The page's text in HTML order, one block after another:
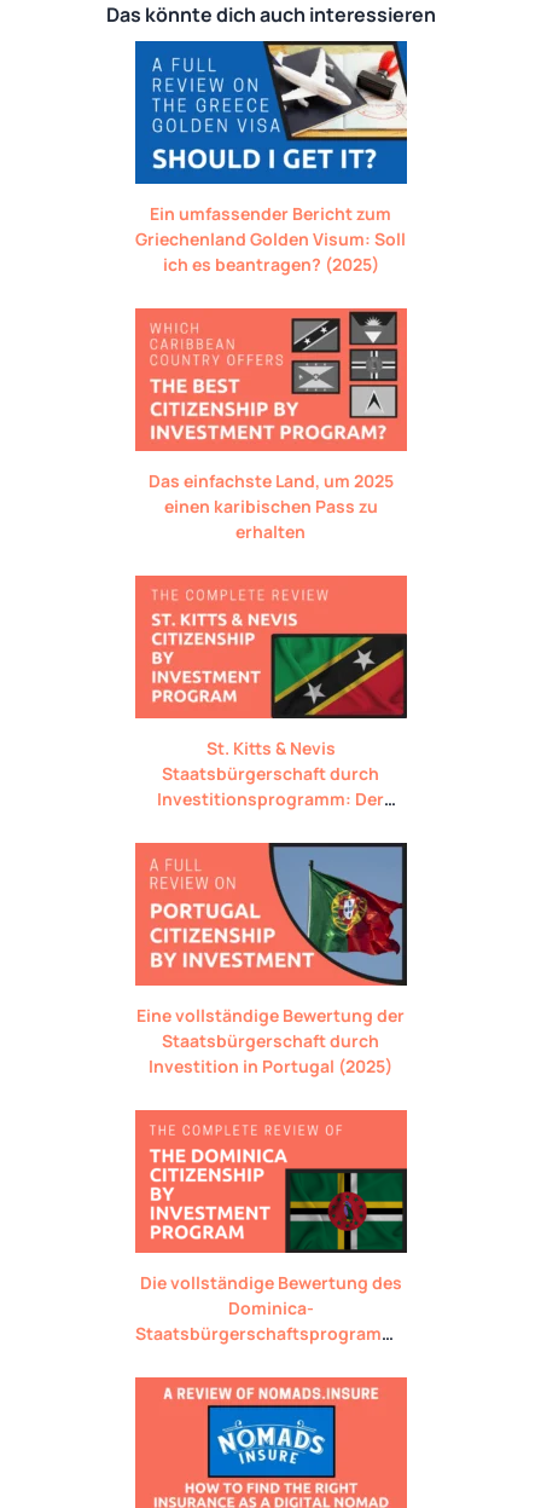
Das könnte dich auch interessieren
Ein umfassender Bericht zum
Griechenland Golden Visum: Soll
ich es beantragen? (2025)
Das einfachste Land, um 2025
einen karibischen Pass zu
erhalten
St. Kitts & Nevis
Staatsbürgerschaft durch
Investitionsprogramm: Der
Eine vollständige Bewertung der
Staatsbürgerschaft durch
Investition in Portugal (2025)
Die vollständige Bewertung des
Dominica-
Staatsbürgerschaftsprogramms